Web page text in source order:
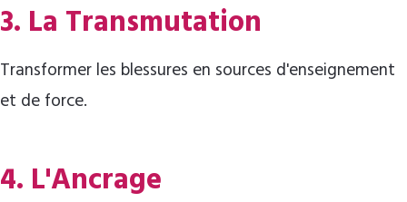
3. La Transmutation
Transformer les blessures en sources d'enseignement
et de force.
4. L'Ancrage